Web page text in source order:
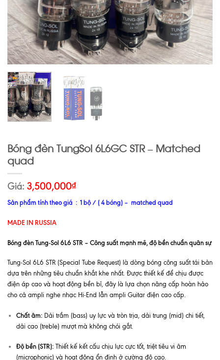
Bóng đèn TungSol 6L6GC STR – Matched
quad
Giá: 3,500,000₫
Sản phẩm tính theo giá : 1 bộ / ( 4 bóng) – matched quad
MADE IN RUSSIA
Bóng đèn Tung-Sol 6L6 STR – Công suất mạnh mẽ, độ bền chuẩn quân sự
Tung-Sol 6L6 STR (Special Tube Request) là dòng bóng công suất tái bản
dựa trên những tiêu chuẩn khắt khe nhất. Được thiết kế để chịu được
điện áp cao và hoạt động bền bỉ, đây là lựa chọn nâng cấp hoàn hảo
cho cả ampli nghe nhạc Hi-End lẫn ampli Guitar điện cao cấp.
Chất âm: Dải trầm (bass) uy lực và tròn trịa, dải trung (mid) chi tiết,
dải cao (treble) mượt mà không chói gắt.
Độ bền (STR): Thiết kế kết cấu chịu lực cực tốt, triệt tiêu vi âm
(microphonic) và hoạt động ổn định ở cường độ cao.